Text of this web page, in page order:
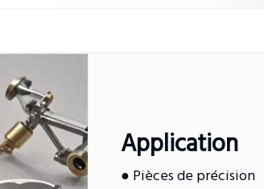
Application
● Pièces de précision